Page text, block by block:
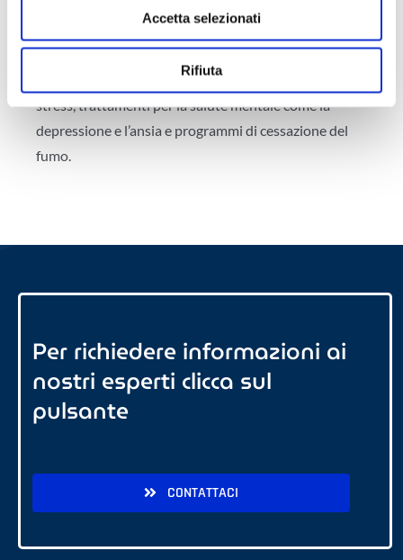
Accetta selezionati
Rifiuta
programmi possono essere utilizzati da soli o in
combinazione con trattamenti tradizionali. Esempi di
terapie digitali includono programmi di gestione dello
stress, trattamenti per la salute mentale come la
depressione e l’ansia e programmi di cessazione del
fumo.
Per richiedere informazioni ai
nostri esperti clicca sul
pulsante
CONTATTACI